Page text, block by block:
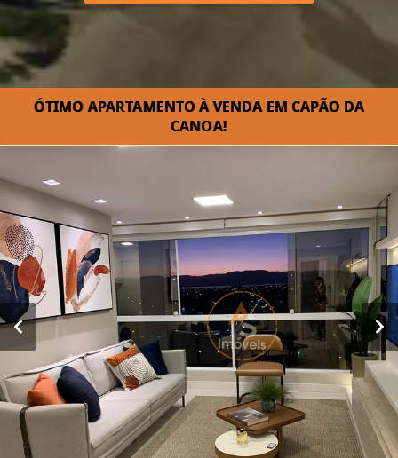
ÓTIMO APARTAMENTO À VENDA EM CAPÃO DA
CANOA!⁣